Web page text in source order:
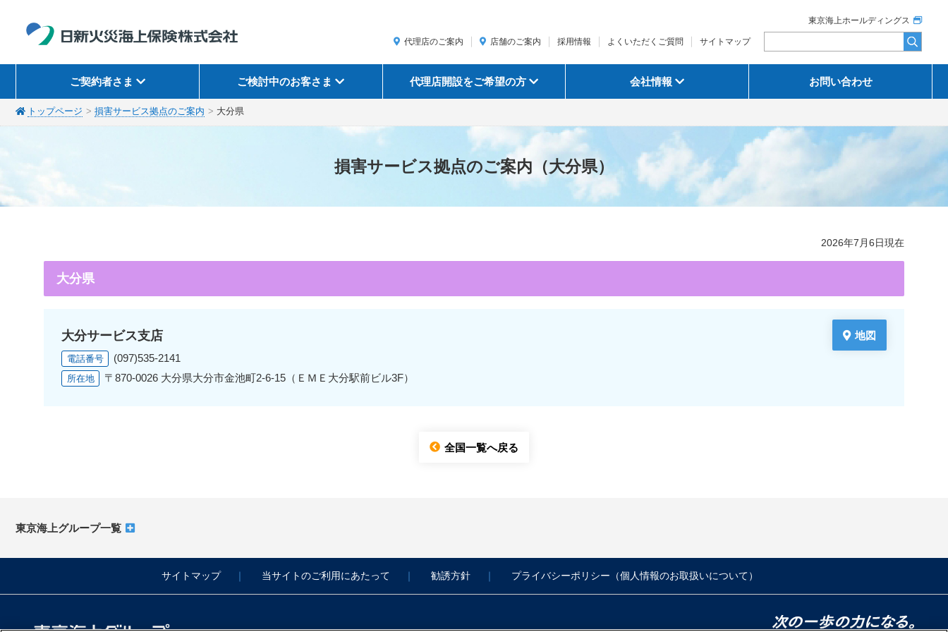
東京海上ホールディングス
代理店のご案内 店舗のご案内 採用情報 よくいただくご質問 サイトマップ
ご契約者さま ご検討中のお客さま 代理店開設をご希望の方 会社情報 お問い合わせ
トップページ 損害サービス拠点のご案内 大分県
損害サービス拠点のご案内（大分県）
2026年7月6日現在
大分県
大分サービス支店
電話番号 (097)535-2141
所在地 〒870-0026 大分県大分市金池町2-6-15（ＥＭＥ大分駅前ビル3F）
地図
全国一覧へ戻る
東京海上グループ一覧
サイトマップ 当サイトのご利用にあたって 勧誘方針 プライバシーポリシー（個人情報のお取扱いについて）